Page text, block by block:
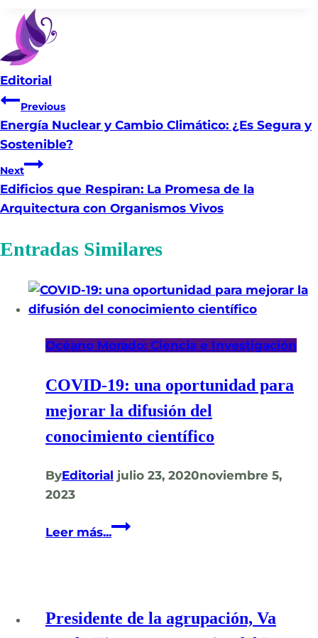
Editorial
Navegación
de
entradas
Previous
Energía Nuclear y Cambio Climático: ¿Es Segura y
Sostenible?
Next
Edificios que Respiran: La Promesa de la
Arquitectura con Organismos Vivos
Entradas Similares
Océano Morado: Ciencia e Investigación
COVID-19: una oportunidad para
mejorar la difusión del
conocimiento científico
ByEditorial julio 23, 2020noviembre 5,
2023
Leer más...COVID-
mejorar
Presidente de la agrupación, Va